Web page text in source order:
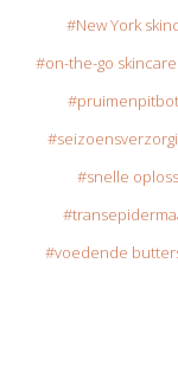
New York
on-the-go skincare
snelle
voedende